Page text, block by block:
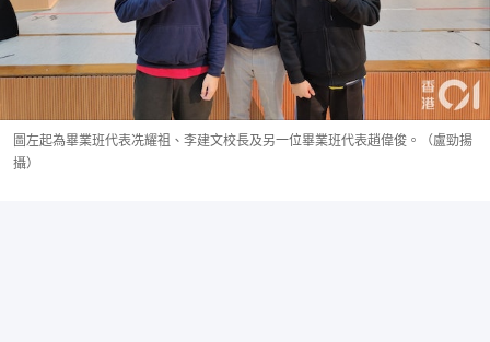
圖左起為畢業班代表冼耀祖、李建文校長及另一位畢業班代表趙偉俊。（盧勁揚
攝）